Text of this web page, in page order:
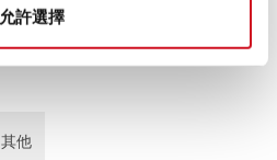
允許選擇
其他